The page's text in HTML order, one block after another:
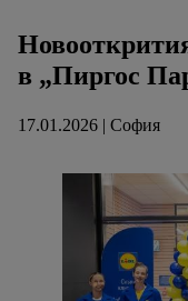
в „Пиргос
17.01.2026 | София